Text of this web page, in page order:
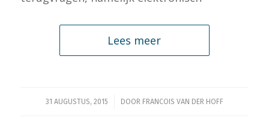
Lees meer
31 AUGUSTUS, 2015
/ DOOR FRANCOIS VAN DER HOFF